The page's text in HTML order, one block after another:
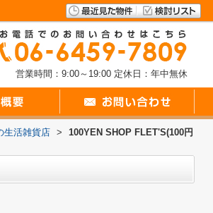
営業時間：9:00～19:00 定休日：年中無休
生活雑貨店 >
100YEN SHOP FLET'S(100円